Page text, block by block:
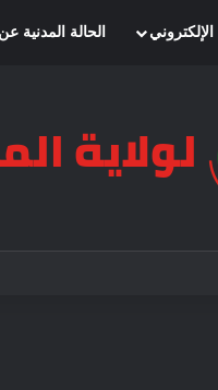
الحالة المدنية